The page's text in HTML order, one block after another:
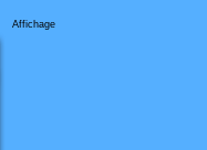
Affichage